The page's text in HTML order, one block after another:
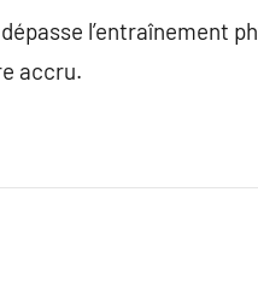
l’entraînement
accru.